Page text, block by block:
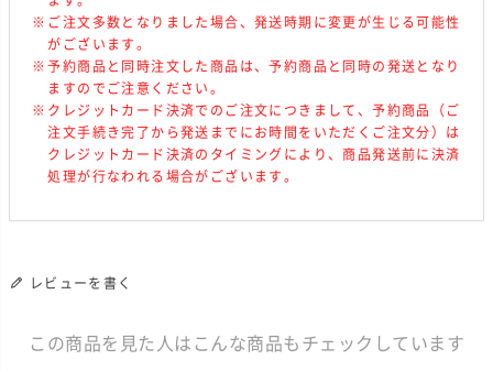
ご注文多数となりました場合、発送時期に変更が生じる可能性
がございます。
予約商品と同時注文した商品は、予約商品と同時の発送となり
ますのでご注意ください。
クレジットカード決済でのご注文につきまして、予約商品（ご
注文手続き完了から発送までにお時間をいただくご注文分）は
クレジットカード決済のタイミングにより、商品発送前に決済
処理が行なわれる場合がございます。
レビューを書く
この商品を見た人はこんな商品もチェックしています